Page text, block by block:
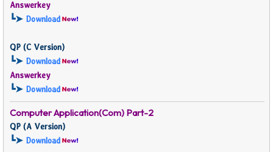
Answerkey
┗➤ Download
QP (C Version)
┗➤ Download
Answerkey
┗➤ Download
Computer Application(Com) Part-2
QP (A Version)
┗➤ Download